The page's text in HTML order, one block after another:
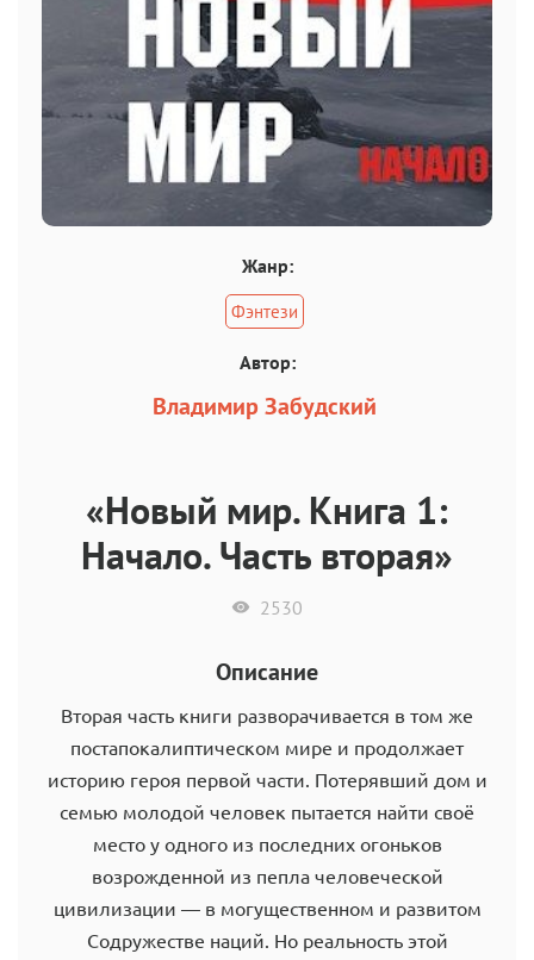
Жанр:
Фэнтези
Автор:
Владимир Забудский
«Новый мир. Книга 1:
Начало. Часть вторая»
2530
Описание
Вторая часть книги разворачивается в том же
постапокалиптическом мире и продолжает
историю героя первой части. Потерявший дом и
семью молодой человек пытается найти своё
место у одного из последних огоньков
возрожденной из пепла человеческой
цивилизации — в могущественном и развитом
Содружестве наций. Но реальность этой